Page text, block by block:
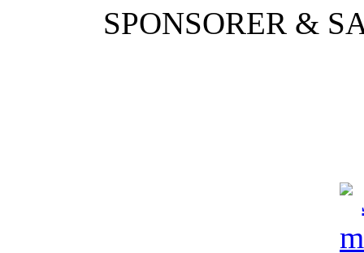
SPONSORER &